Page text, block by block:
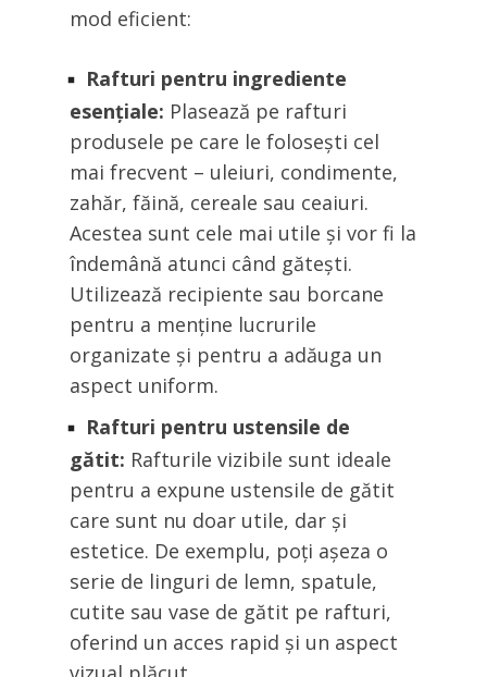
mod eficient:
Rafturi pentru ingrediente
esențiale: Plasează pe rafturi
produsele pe care le folosești cel
mai frecvent – uleiuri, condimente,
zahăr, făină, cereale sau ceaiuri.
Acestea sunt cele mai utile și vor fi la
îndemână atunci când gătești.
Utilizează recipiente sau borcane
pentru a menține lucrurile
organizate și pentru a adăuga un
aspect uniform.
Rafturi pentru ustensile de
gătit: Rafturile vizibile sunt ideale
pentru a expune ustensile de gătit
care sunt nu doar utile, dar și
estetice. De exemplu, poți așeza o
serie de linguri de lemn, spatule,
cutite sau vase de gătit pe rafturi,
oferind un acces rapid și un aspect